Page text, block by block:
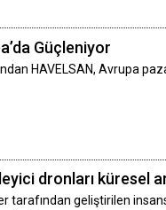
Güçleniyor
HAVELSAN, Avrupa
dronları küresel
tarafından geliştirilen